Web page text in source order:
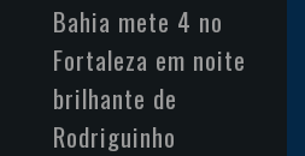
Bahia mete 4 no
Fortaleza em noite
brilhante de
Rodriguinho